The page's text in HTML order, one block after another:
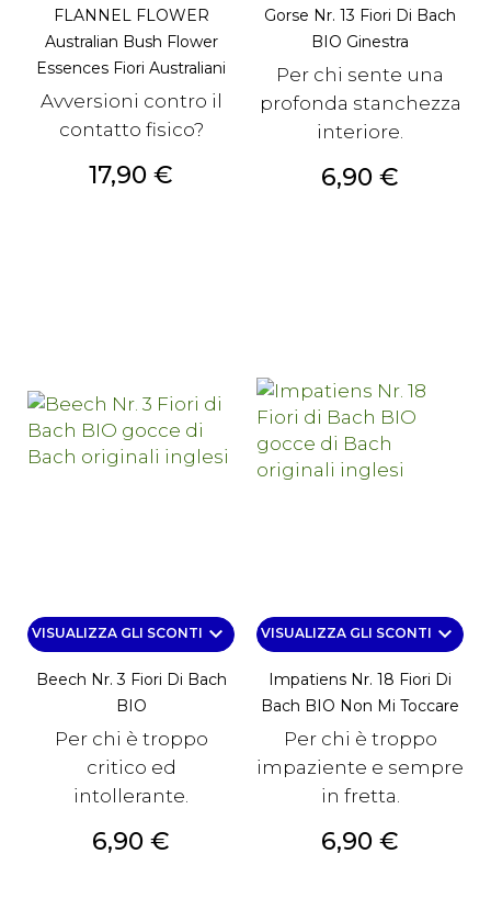
FLANNEL FLOWER
Australian Bush Flower
Essences Fiori Australiani
Avversioni contro il
contatto fisico?
Prezzo
17,90 €
Gorse Nr. 13 Fiori Di Bach
BIO Ginestra
Per chi sente una
profonda stanchezza
interiore.
Prezzo
6,90 €
VISUALIZZA GLI SCONTI keyboard_arrow_down
Beech Nr. 3 Fiori Di Bach
BIO
Per chi è troppo
critico ed
intollerante.
Prezzo
6,90 €
VISUALIZZA GLI SCONTI keyboard_arrow_down
Impatiens Nr. 18 Fiori Di
Bach BIO Non Mi Toccare
Per chi è troppo
impaziente e sempre
in fretta.
Prezzo
6,90 €